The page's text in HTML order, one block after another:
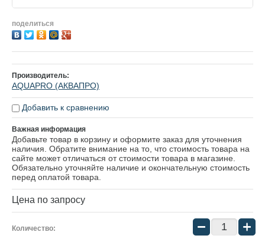
поделиться
Производитель:
AQUAPRO (АКВАПРО)
Добавить к сравнению
Важная информация
Добавьте товар в корзину и оформите заказ для уточнения
наличия. Обратите внимание на то, что стоимость товара на
сайте может отличаться от стоимости товара в магазине.
Обязательно уточняйте наличие и окончательную стоимость
перед оплатой товара.
Цена по запросу
Количество: − +